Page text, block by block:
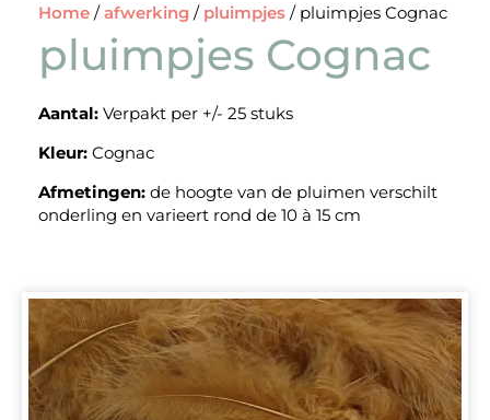
Home /afwerking / pluimpjes / pluimpjes Cognac
pluimpjes Cognac
Aantal: Verpakt per +/- 25 stuks
Kleur: Cognac
Afmetingen: de hoogte van de pluimen verschilt
onderling en varieert rond de 10 à 15 cm